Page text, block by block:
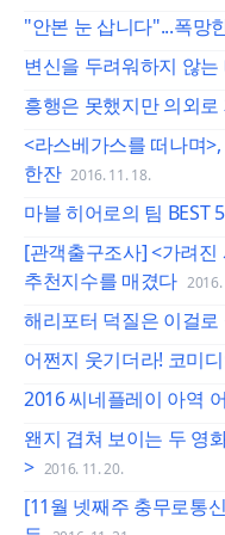
"안본 눈 삽니다"...폭망
변신을 두려워하지 않는
흥행은 못했지만 의외
<라스베가스를 떠나며
한잔 2016. 11. 18.
마블 히어로의 팀 BEST 5
[관객출구조사] <가려진
추천지수를 매겼다 2016.
해리포터 덕질은 이걸
어쩐지 웃기더라! 코미
2016 씨네플레이 아역
왠지 겹쳐 보이는 두 영
> 2016. 11. 20.
[11월 넷째주 충무로통